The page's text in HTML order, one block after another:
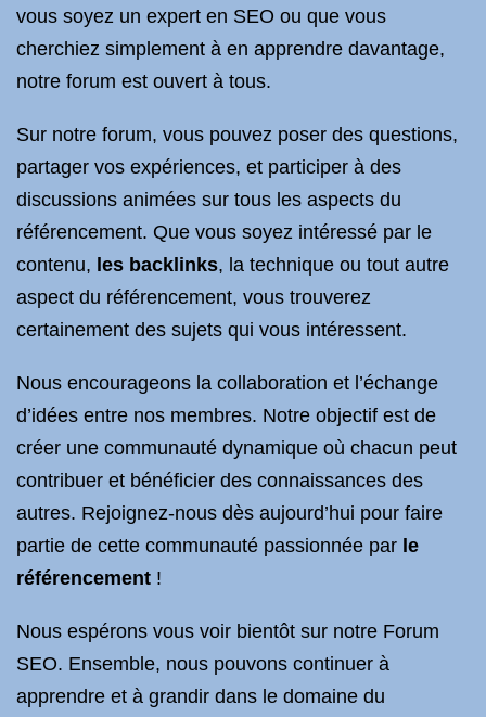
vous soyez un expert en SEO ou que vous
cherchiez simplement à en apprendre davantage,
notre forum est ouvert à tous.
Sur notre forum, vous pouvez poser des questions,
partager vos expériences, et participer à des
discussions animées sur tous les aspects du
référencement. Que vous soyez intéressé par le
contenu, les backlinks, la technique ou tout autre
aspect du référencement, vous trouverez
certainement des sujets qui vous intéressent.
Nous encourageons la collaboration et l’échange
d’idées entre nos membres. Notre objectif est de
créer une communauté dynamique où chacun peut
contribuer et bénéficier des connaissances des
autres. Rejoignez-nous dès aujourd’hui pour faire
partie de cette communauté passionnée par le
référencement !
Nous espérons vous voir bientôt sur notre Forum
SEO. Ensemble, nous pouvons continuer à
apprendre et à grandir dans le domaine du